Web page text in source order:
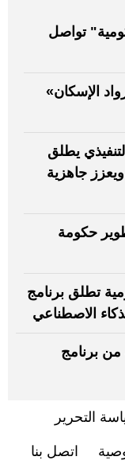
تواصل
الإسكان»
يطلق
جاهزية
حكومة
تطلق برنامج
الاصطناعي
برنامج
التحرير
اتصل بنا